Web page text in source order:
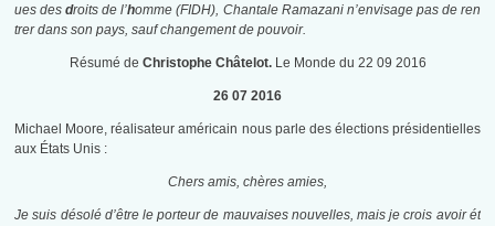
ues desdroits de l’homme (FIDH), Chantale Ramazani n’envisage pas de ren
trer dans son pays, sauf changement de pouvoir.
Résumé de Christophe Châtelot. Le Monde du 22 09 2016
26 07 2016
Michael Moore, réalisateur américain nous parle des élections présidentielles
aux États Unis :
Chers amis, chères amies,
Je suis désolé d’être le porteur de mauvaises nouvelles, mais je crois avoir ét